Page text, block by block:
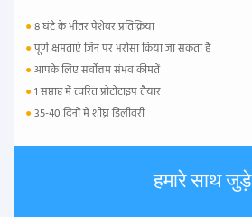
●8 घंटे के भीतर पेशेवर प्रतिक्रिया
●पूर्ण क्षमताएं जिन पर भरोसा किया जा सकता है
●आपके लिए सर्वोत्तम संभव कीमतें
●1 सप्ताह में त्वरित प्रोटोटाइप तैयार
●35-40 दिनों में शीघ्र डिलीवरी
हमारे साथ जुड़े